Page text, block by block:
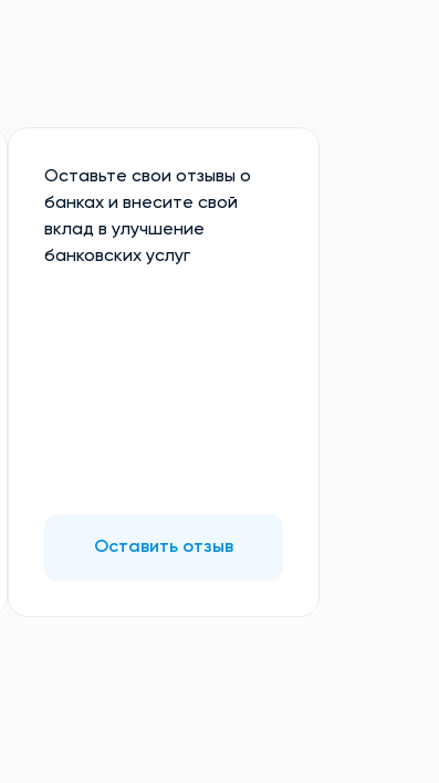
Оставьте свои отзывы о
банках и внесите свой
вклад в улучшение
банковских услуг
Оставить отзыв